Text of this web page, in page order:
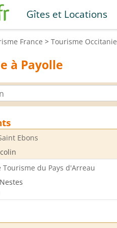
Gîtes et Locations
France > Tourisme Occitanie
à Payolle
Ebons
Tourisme du Pays d'Arreau